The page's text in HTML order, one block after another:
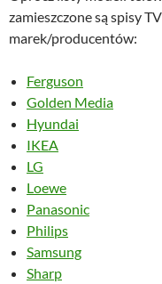
zamieszczone są spisy
marek/producentów:
Ferguson
Golden Media
Hyundai
IKEA
LG
Loewe
Panasonic
Philips
Samsung
Sharp